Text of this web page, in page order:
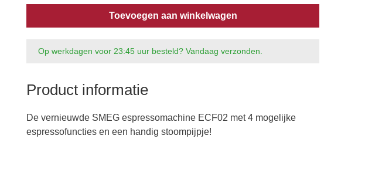
Toevoegen aan winkelwagen
Op werkdagen voor 23:45 uur besteld? Vandaag verzonden.
Product informatie
De vernieuwde SMEG espressomachine ECF02 met 4 mogelijke
espressofuncties en een handig stoompijpje!